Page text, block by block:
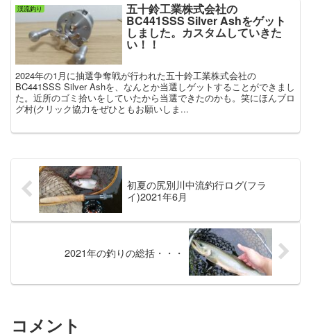
渓流釣り 五十鈴工業株式会社の
BC441SSS Silver Ashをゲット
しました。カスタムしていきた
い！！
2024年の1月に抽選争奪戦が行われた五十鈴工業株式会社の
BC441SSS Silver Ashを、なんとか当選しゲットすることができまし
た。近所のゴミ拾いをしていたから当選できたのかも。笑にほんブロ
グ村(クリック協力をぜひともお願いしま...
初夏の尻別川中流釣行ログ(フラ
イ)2021年6月
2021年の釣りの総括・・・
コメント